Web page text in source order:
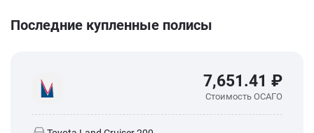
Последние купленные полисы
7,651.41 ₽
Стоимость ОСАГО